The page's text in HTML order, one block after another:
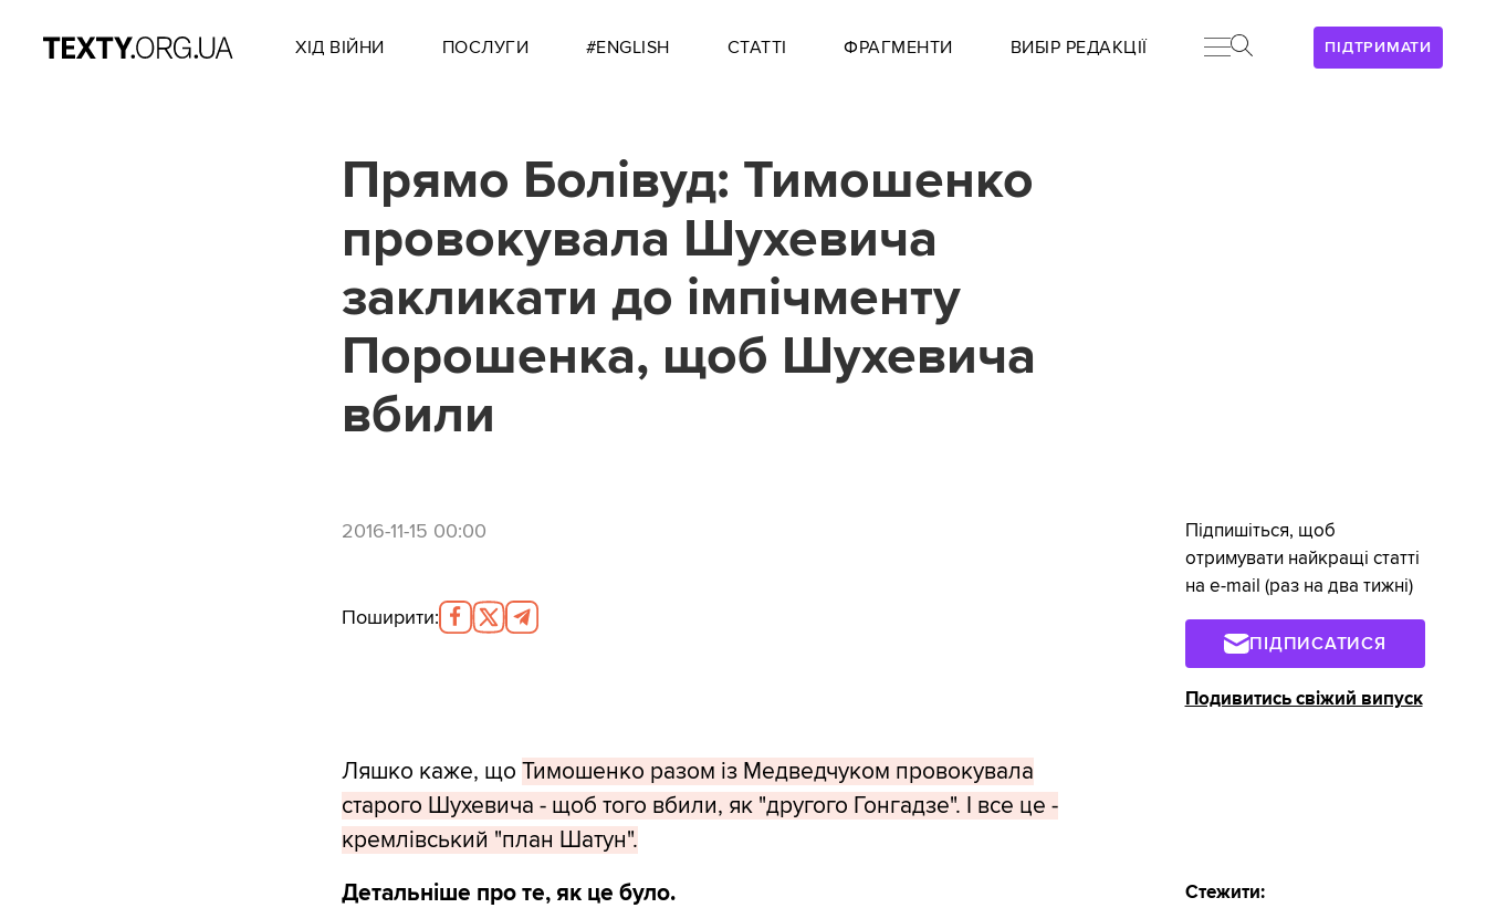
ПІДТРИМАТИ
ХІД ВІЙНИ ПОСЛУГИ #ENGLISH СТАТТІ ФРАГМЕНТИ ВИБІР РЕДАКЦІЇ
Прямо Болівуд: Тимошенко
провокувала Шухевича
закликати до імпічменту
Порошенка, щоб Шухевича
вбили
2016-11-15 00:00
Поширити:
Ляшко каже, що Тимошенко разом із Медведчуком провокувала
старого Шухевича - щоб того вбили, як "другого Гонгадзе". І все це -
кремлівський "план Шатун".
Детальніше про те, як це було.
Підпишіться, щоб
отримувати найкращі статті
на e-mail (раз на два тижні)
ПІДПИСАТИСЯ
Подивитись свіжий випуск
Стежити: